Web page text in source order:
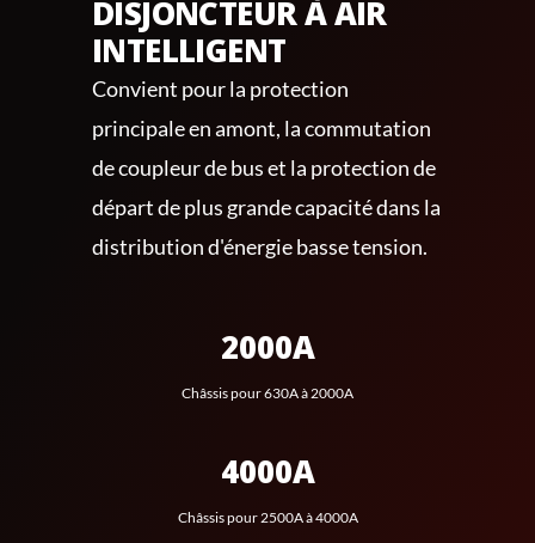
DISJONCTEUR À AIR
INTELLIGENT
Convient pour la protection
principale en amont, la commutation
de coupleur de bus et la protection de
départ de plus grande capacité dans la
distribution d'énergie basse tension.
2000A
Châssis pour 630A à 2000A
4000A
Châssis pour 2500A à 4000A